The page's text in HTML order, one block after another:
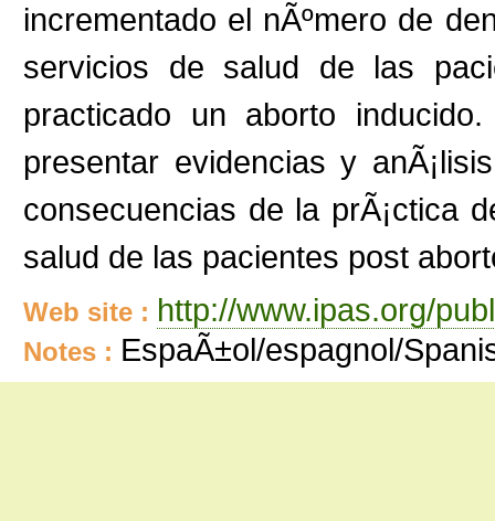
incrementado el nÃºmero de
servicios de salud de las
practicado un aborto
presentar evidencias y
consecuencias de la prÃ¡ctica
salud de las pacientes post
Web site : http://www.ipas.org/
Notes : EspaÃ±ol/espagnol/